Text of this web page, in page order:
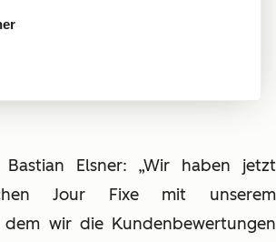
Bastian Elsner: „Wir haben jetzt
Jour Fixe mit unserem
dem wir die Kundenbewertungen